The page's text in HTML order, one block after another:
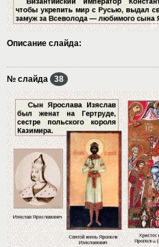
Описание слайда:
№ слайда 38